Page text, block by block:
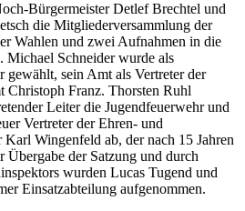
Bürgermeister Detlef Brechtel und
die Mitgliederversammlung der
Wahlen und zwei Aufnahmen in die
Michael Schneider wurde als
gewählt, sein Amt als Vertreter der
Christoph Franz. Thorsten Ruhl
Leiter die Jugendfeuerwehr und
Vertreter der Ehren- und
Wingenfeld ab, der nach 15 Jahren
der Satzung und durch
wurden Lucas Tugend und
Einsatzabteilung aufgenommen.